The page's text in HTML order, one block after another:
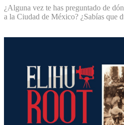
¿Alguna vez te has preguntado de
a la Ciudad de México? ¿Sabías que